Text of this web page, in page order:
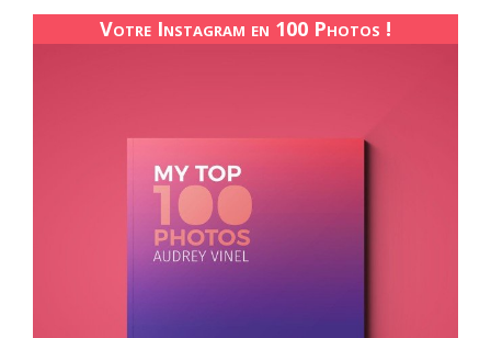
Votre Instagram en 100 Photos !